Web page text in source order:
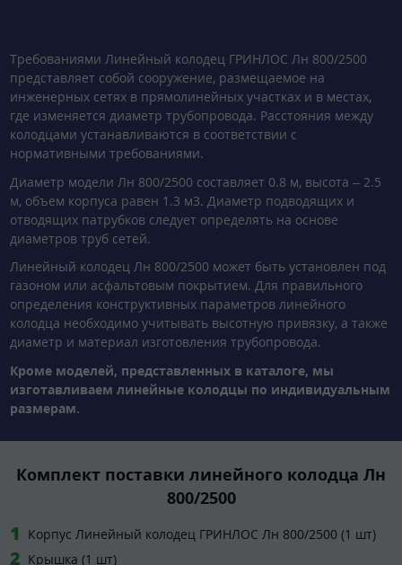
Требованиями Линейный колодец ГРИНЛОС Лн 800/2500
представляет собой сооружение, размещаемое на
инженерных сетях в прямолинейных участках и в местах,
где изменяется диаметр трубопровода. Расстояния между
колодцами устанавливаются в соответствии с
нормативными требованиями.
Диаметр модели Лн 800/2500 составляет 0.8 м, высота – 2.5
м, объем корпуса равен 1.3 м3. Диаметр подводящих и
отводящих патрубков следует определять на основе
диаметров труб сетей.
Линейный колодец Лн 800/2500 может быть установлен под
газоном или асфальтовым покрытием. Для правильного
определения конструктивных параметров линейного
колодца необходимо учитывать высотную привязку, а также
диаметр и материал изготовления трубопровода.
Кроме моделей, представленных в каталоге, мы
изготавливаем линейные колодцы по индивидуальным
размерам.
Комплект поставки линейного колодца Лн
800/2500
Корпус Линейный колодец ГРИНЛОС Лн 800/2500 (1 шт)
Крышка (1 шт)